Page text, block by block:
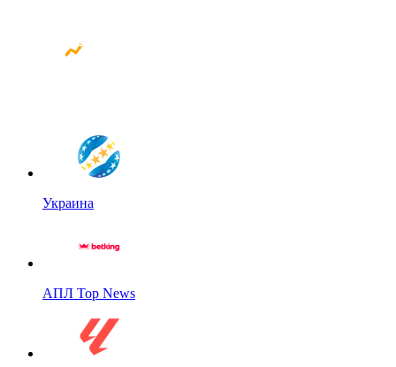
Украина
АПЛ Top News